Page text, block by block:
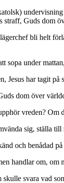
straff, Guds dom
bli helt
sopa under
Jesus har tagit
dom över
vreden? Om
sig, ställa
och benådad på
handlar om,
svara vad